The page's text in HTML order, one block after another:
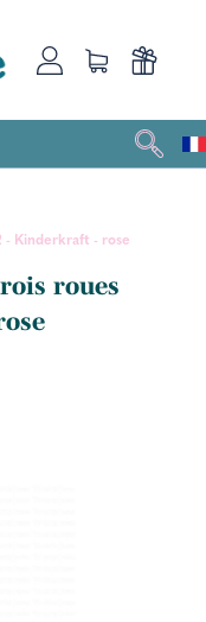
Kinderkraft - rose
roues